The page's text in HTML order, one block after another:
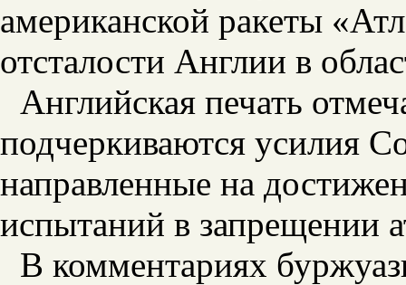
американской ракеты
отсталости Англии в
Английская печать
подчеркиваются усилия
направленные на
испытаний в запрещении
В комментариях